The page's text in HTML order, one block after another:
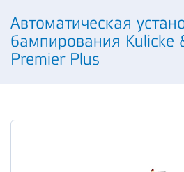
Автоматическая
бампирования Kulicke
Premier Plus